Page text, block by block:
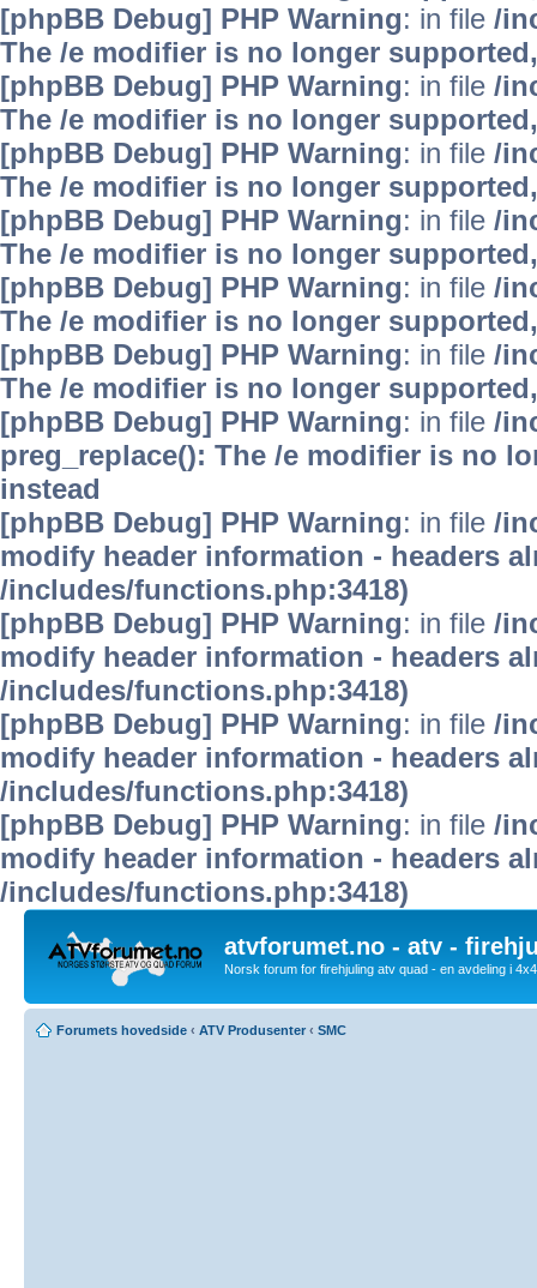
[phpBB Debug] PHP Warning: in file /
The /e modifier is no longer
[phpBB Debug] PHP Warning: in file /
The /e modifier is no longer
[phpBB Debug] PHP Warning: in file /
The /e modifier is no longer
[phpBB Debug] PHP Warning: in file /
The /e modifier is no longer
[phpBB Debug] PHP Warning: in file /
The /e modifier is no longer
[phpBB Debug] PHP Warning: in file /
The /e modifier is no longer
[phpBB Debug] PHP Warning: in file /
preg_replace(): The /e modifier is no
instead
[phpBB Debug] PHP Warning: in file /
modify header information - headers
/includes/functions.php:3418)
[phpBB Debug] PHP Warning: in file /
modify header information - headers
/includes/functions.php:3418)
[phpBB Debug] PHP Warning: in file /
modify header information - headers
/includes/functions.php:3418)
[phpBB Debug] PHP Warning: in file /
modify header information - headers
/includes/functions.php:3418)
atvforumet.no - atv -
Norsk forum for firehjuling atv quad - en avdeling i
Forumets hovedside ‹ ATV Produsenter ‹ SMC